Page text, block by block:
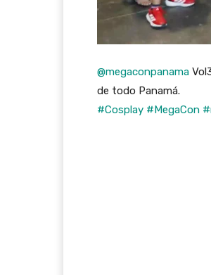
@megaconpanama
de todo Panamá.
#Cosplay #MegaCon